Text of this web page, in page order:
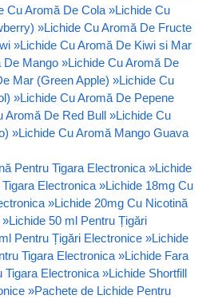
Cu Aromă De Cola »Lichide Cu
»Lichide Cu Aromă De Fructe
»Lichide Cu Aromă De Kiwi si Mar
De Mango »Lichide Cu Aromă De
Mar (Green Apple) »Lichide Cu
»Lichide Cu Aromă De Pepene
Aromă De Red Bull »Lichide Cu
»Lichide Cu Aromă Mango Guava
Pentru Tigara Electronica »Lichide
Electronica »Lichide 18mg Cu
»Lichide 20mg Cu Nicotină
»Lichide 50 ml Pentru Țigări
Pentru Țigări Electronice »Lichide
Tigara Electronica »Lichide Fara
Tigara Electronica »Lichide Shortfill
»Pachete de Lichide Pentru